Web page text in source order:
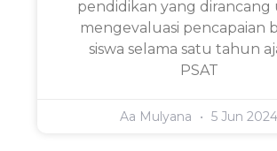
pendidikan yang
mengevaluasi pencapaian
siswa selama satu tahun
PSAT
Aa Mulyana 5 Jun 2024